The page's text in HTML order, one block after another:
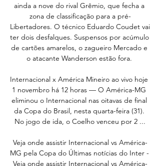
ainda a nove do rival Grêmio, que fecha a
zona de classificação para a pré-
Libertadores. O técnico Eduardo Coudet vai
ter dois desfalques. Suspensos por acúmulo
de cartões amarelos, o zagueiro Mercado e
o atacante Wanderson estão fora.
Internacional x América Mineiro ao vivo hoje
1 novembro há 12 horas — O América-MG
eliminou o Internacional nas oitavas de final
da Copa do Brasil, nesta quarta-feira (31).
No jogo de ida, o Coelho venceu por 2 ...
Veja onde assistir Internacional vs América-
MG pela Copa do Últimas notícias do Inter -
Veja onde assistir Internacional vs América-